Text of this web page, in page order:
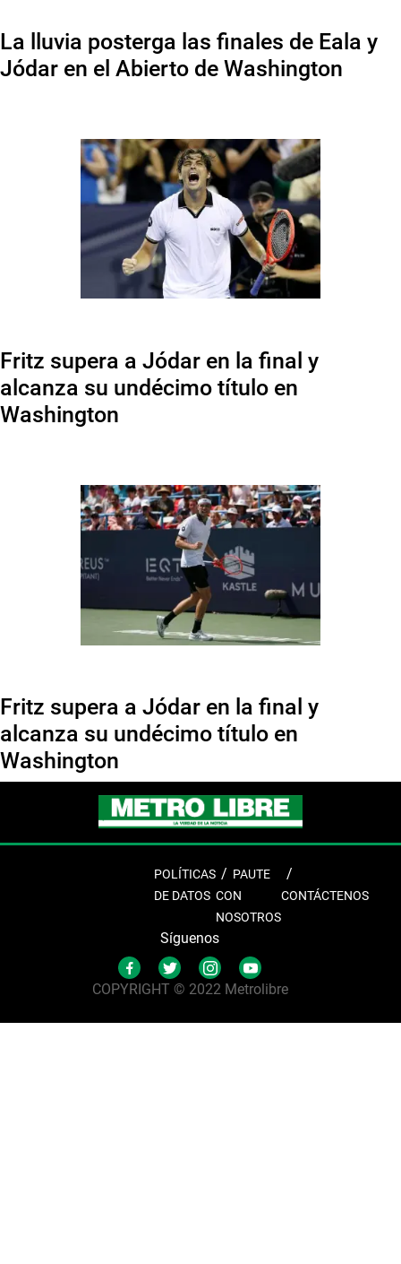
La lluvia posterga las finales de Eala y
Jódar en el Abierto de Washington
Fritz supera a Jódar en la final y
alcanza su undécimo título en
Washington
Fritz supera a Jódar en la final y
alcanza su undécimo título en
Washington
POLÍTICAS
DE DATOS
PAUTE
CON
NOSOTROS
CONTÁCTENOS
Síguenos
COPYRIGHT © 2022 Metrolibre